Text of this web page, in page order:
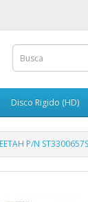
Disco Rigido (HD)
P/N